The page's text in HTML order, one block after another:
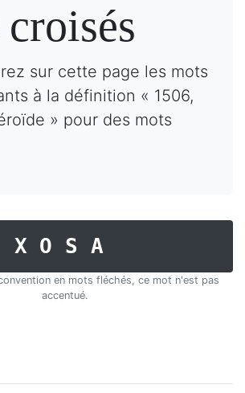
sur cette page les mots
à la définition « 1506,
» pour des mots
XOSA
en mots fléchés, ce mot n'est pas
accentué.